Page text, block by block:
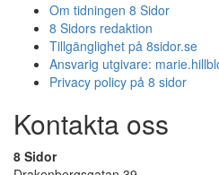
Om tidningen 8 Sidor
8 Sidors redaktion
Tillgänglighet på 8sidor.se
Ansvarig utgivare:
Privacy policy på 8 sidor
Kontakta oss
8 Sidor